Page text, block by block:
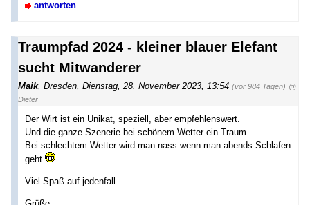
antworten
Traumpfad 2024 - kleiner blauer Elefant
sucht Mitwanderer
Maik, Dresden Dienstag, 28. November 2023, 13:54 (vor 984 Tagen) @
Dieter
Der Wirt ist ein Unikat, speziell, aber empfehlenswert.
Und die ganze Szenerie bei schönem Wetter ein Traum.
Bei schlechtem Wetter wird man nass wenn man abends Schlafen
geht
Viel Spaß auf jedenfall